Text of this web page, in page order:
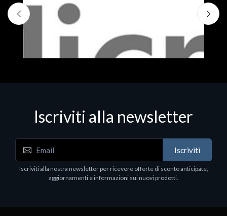
Software - Office Productivity
MS OFFICE H&S 2021 ESD
Iscriviti alla newsletter
Iscriviti
Iscriviti alla nostra newsletter per ricevere offerte di sconto anticipate,
aggiornamenti e informazioni sui nuovi prodotti.